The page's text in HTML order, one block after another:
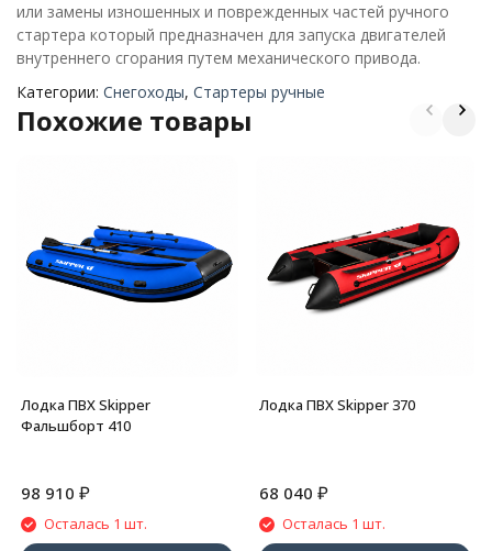
или замены изношенных и поврежденных частей ручного
стартера который предназначен для запуска двигателей
внутреннего сгорания путем механического привода.
Категории: Снегоходы, Стартеры ручные
Похожие товары
Лодка ПВХ Skipper
Фальшборт 410
98 910 ₽
Осталась 1 шт.
Лодка ПВХ Skipper 370
68 040 ₽
Осталась 1 шт.